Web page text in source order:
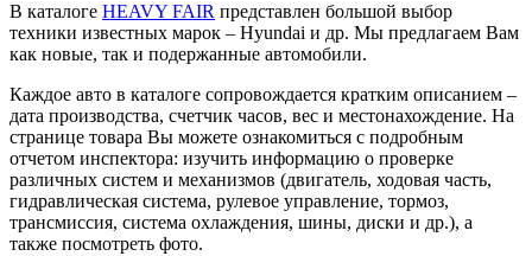
В каталоге HEAVY FAIR представлен большой выбор
техники известных марок – Hyundai и др. Мы предлагаем Вам
как новые, так и подержанные автомобили.
Каждое авто в каталоге сопровождается кратким описанием –
дата производства, счетчик часов, вес и местонахождение. На
странице товара Вы можете ознакомиться с подробным
отчетом инспектора: изучить информацию о проверке
различных систем и механизмов (двигатель, ходовая часть,
гидравлическая система, рулевое управление, тормоз,
трансмиссия, система охлаждения, шины, диски и др.), а
также посмотреть фото.